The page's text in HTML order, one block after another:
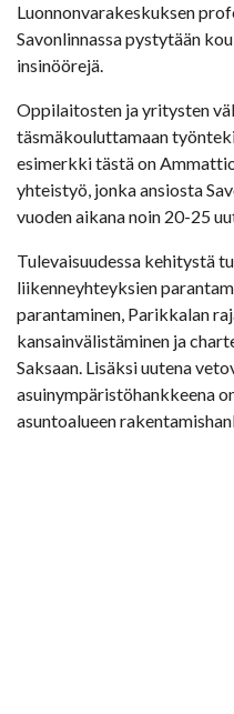
Luonnonvarakeskuksen
Savonlinnassa pystytään
insinöörejä.
Oppilaitosten ja yritysten
täsmäkouluttamaan
esimerkki tästä on
yhteistyö, jonka ansiosta
vuoden aikana noin 20-25
Tulevaisuudessa kehitystä
liikenneyhteyksien
parantaminen, Parikkalan
kansainvälistäminen ja
Saksaan. Lisäksi uutena
asuinympäristöhankkeena
asuntoalueen